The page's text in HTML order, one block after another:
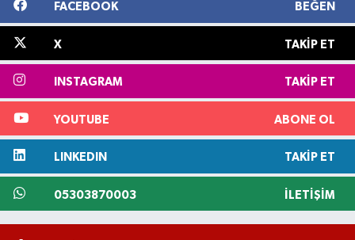
FACEBOOK BEĞEN
X TAKIP ET
INSTAGRAM TAKIP ET
YOUTUBE ABONE OL
LINKEDIN TAKIP ET
05303870003 İLETIŞIM